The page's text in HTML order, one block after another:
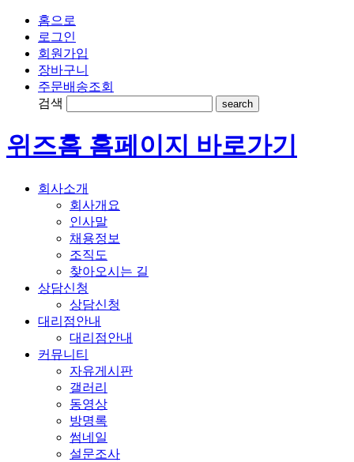
홈으로
로그인
회원가입
장바구니
주문배송조회
검색
search
위즈홈 홈페이지 바로가기
회사소개
회사개요
인사말
채용정보
조직도
찾아오시는 길
상담신청
상담신청
대리점안내
대리점안내
커뮤니티
자유게시판
갤러리
동영상
방명록
썸네일
설문조사